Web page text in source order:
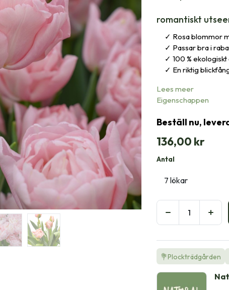
romantiskt
Rosa blommor
Passar bra i
100 % ekologiskt
En riktig
Lees meer
Eigenschappen
Beställ nu,
136,00 kr
Antal
💐Plockträdgården